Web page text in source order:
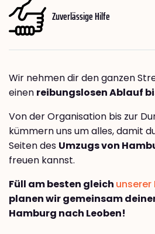
Zuverlässige Hilfe
Wir nehmen dir den ganzen
einen reibungslosen Ablauf
Von der Organisation bis zur
kümmern uns um alles, damit
Seiten des Umzugs von
freuen kannst.
Füll am besten gleich unserer
planen wir gemeinsam
Hamburg nach Leoben!